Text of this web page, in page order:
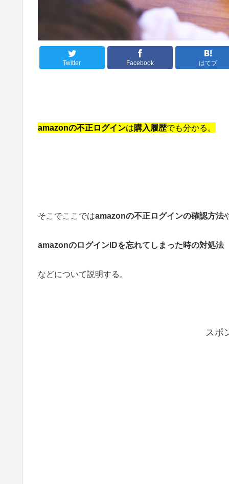
Twitter Facebook はてブ
amazonの不正ログインは購入履歴でも分かる。
そこでここではamazonの不正ログインの確認方法
amazonのログインIDを忘れてしまった時の対処法
などについて説明する。
スポ